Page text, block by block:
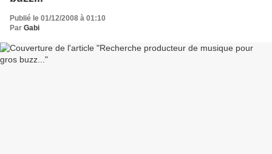
Publié le 01/12/2008 à 01:10
Par Gabi